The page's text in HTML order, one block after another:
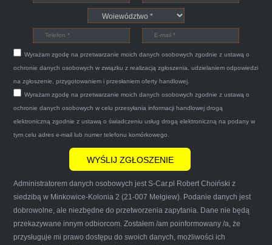
Witam,ja jestem bardzo zadowolona z usługi S-
Car.pl sprzedałam swoją wysłużoną corsinę
tego samego dnia miły grzeczny pan przyjechał
po trzech godzinach autolawetą sprawnie
zapakował auto wypisał dokumenty i wypłacił
gotówkę.Zdecydowanie mogę polecić tą firmę
mnie do skorzystania z ich usług przekonało to
że są na FACEBOOKU i każdy tam może
wyrazić opinię na ich temat.
Iwona Górska
Wyrażam zgodę na przetwarzanie moich danych osobowych zgodnie z ustawą o
ochronie danych osobowych w związku z realizacją zgłoszenia, udzielaniem odpowiedzi
na zgłoszenie, przygotowaniem i przesłaniem oferty handlowej.
Wyrażam zgodę na przetwarzanie moich danych osobowych zgodnie z ustawą o
ochronie danych osobowych w celu przesyłania informacji handlowej drogą
elektroniczną zgodnie z ustawą o świadczeniu usług drogą elektroniczną na podany w
tym celu adres e-mail lub numer telefonu komórkowego.
Administratorem danych osobowych jest S-Car.pl Robert Choiński z
siedzibą w Minkowice-Kolonia 2 (21-007 Mełgiew). Podanie danych jest
dobrowolne, ale niezbędne do przetworzenia zapytania. Dane nie będą
przekazywane innym odbiorcom. Zostałem /am poinformowany /a, że
przysługuje mi prawo dostępu do swoich danych, możliwości ich